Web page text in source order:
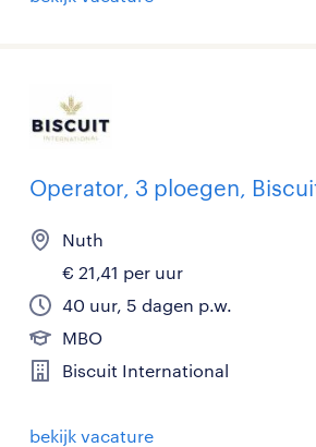
Operator, 3 ploegen,
Nuth
€ 21,41 per uur
40 uur, 5 dagen p.w.
MBO
Biscuit International
bekijk vacature